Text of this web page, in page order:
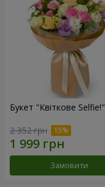
Букет "Квіткове Selfie!"
2 352 грн
Замовити